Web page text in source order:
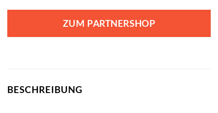
ZUM PARTNERSHOP
BESCHREIBUNG